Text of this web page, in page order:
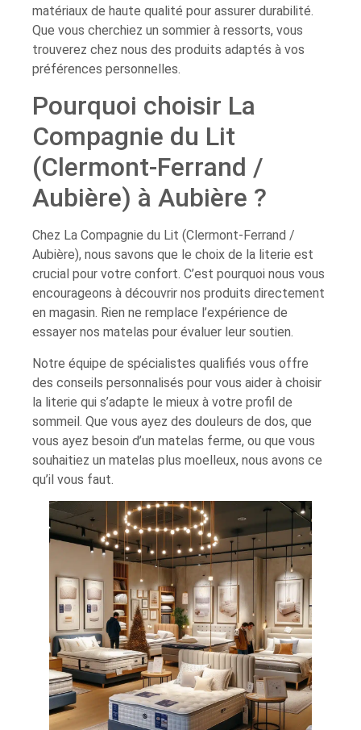
matériaux de haute qualité pour assurer durabilité.
Que vous cherchiez un sommier à ressorts, vous
trouverez chez nous des produits adaptés à vos
préférences personnelles.
Pourquoi choisir La
Compagnie du Lit
(Clermont-Ferrand /
Aubière) à Aubière ?
Chez La Compagnie du Lit (Clermont-Ferrand /
Aubière), nous savons que le choix de la literie est
crucial pour votre confort. C’est pourquoi nous vous
encourageons à découvrir nos produits directement
en magasin. Rien ne remplace l’expérience de
essayer nos matelas pour évaluer leur soutien.
Notre équipe de spécialistes qualifiés vous offre
des conseils personnalisés pour vous aider à choisir
la literie qui s’adapte le mieux à votre profil de
sommeil. Que vous ayez des douleurs de dos, que
vous ayez besoin d’un matelas ferme, ou que vous
souhaitiez un matelas plus moelleux, nous avons ce
qu’il vous faut.